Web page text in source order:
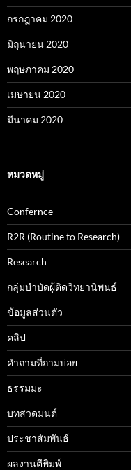
กรกฎาคม 2020
มิถุนายน 2020
พฤษภาคม 2020
เมษายน 2020
มีนาคม 2020
หมวดหมู่
Confernce
R2R (Routine to Research)
Research
กลุ่มบำบัดผู้ติดวิทยานิพนธ์
ข้อมูลส่วนตัว
คลิป
คำถามที่ถามบ่อย
ธรรมมะ
บทสวดมนต์
ประชาสัมพันธ์
ผลงานตีพิมพ์